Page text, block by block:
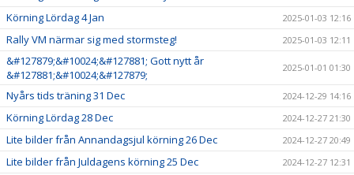
Körning Lördag 4 Jan 2025-01-03 12:16
Rally VM närmar sig med stormsteg! 2025-01-03 12:11
&#127879;&#10024;&#127881; Gott nytt år
&#127881;&#10024;&#127879;
2025-01-01 01:30
Nyårs tids träning 31 Dec 2024-12-29 14:16
Körning Lördag 28 Dec 2024-12-27 21:30
Lite bilder från Annandagsjul körning 26 Dec 2024-12-27 20:49
Lite bilder från Juldagens körning 25 Dec 2024-12-27 12:31